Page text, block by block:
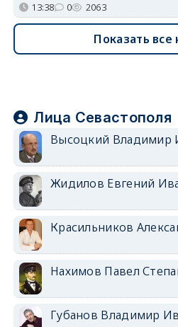
13:38 0 2063
Показать все
Лица Севастополя
Высоцкий Владимир
Жидилов Евгений
Красильников
Нахимов Павел
Губанов Владимир